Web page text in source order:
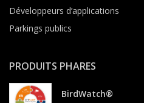
Développeurs d’applications
Parkings publics
PRODUITS PHARES
BirdWatch®